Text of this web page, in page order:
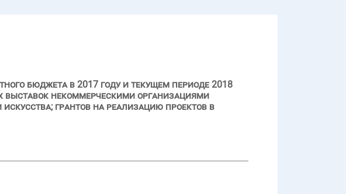
бюджета в 2017 году и текущем периоде 2018
выставок некоммерческими организациями
грантов на реализацию проектов в